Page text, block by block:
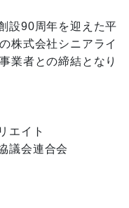
設90周年を迎えた平
株式会社シニアライ
業者との締結となり
エイト
議会連合会